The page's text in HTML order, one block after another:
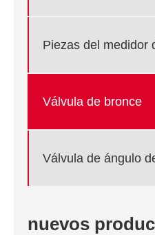
Piezas del medidor
Válvula de bronce
Válvula de ángulo
nuevos